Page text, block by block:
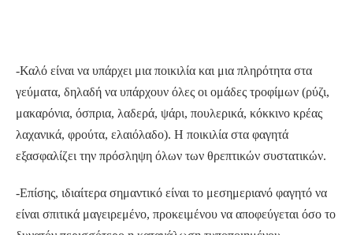
-Καλό είναι να υπάρχει μια ποικιλία και μια πληρότητα στα
γεύματα, δηλαδή να υπάρχουν όλες οι ομάδες τροφίμων (ρύζι,
μακαρόνια, όσπρια, λαδερά, ψάρι, πουλερικά, κόκκινο κρέας
λαχανικά, φρούτα, ελαιόλαδο). Η ποικιλία στα φαγητά
εξασφαλίζει την πρόσληψη όλων των θρεπτικών συστατικών.
-Επίσης, ιδιαίτερα σημαντικό είναι το μεσημεριανό φαγητό να
είναι σπιτικά μαγειρεμένο, προκειμένου να αποφεύγεται όσο το